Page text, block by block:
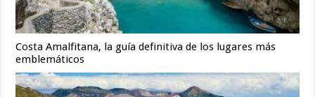
Costa Amalfitana, la guía definitiva de los lugares más
emblemáticos